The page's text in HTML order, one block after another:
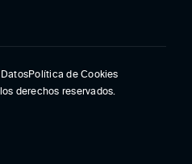
Política de Cookies
derechos reservados.